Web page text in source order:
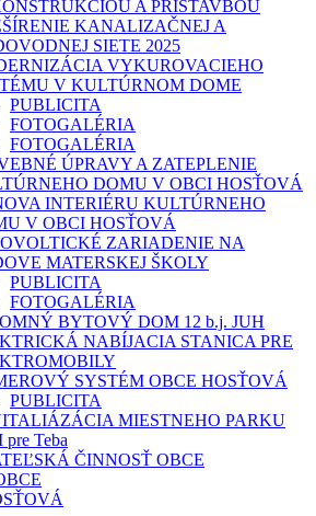
A PRÍSTAVBOU
KANALIZAČNEJ A
SIETE 2025
VYKUROVACIEHO
V KULTÚRNOM DOME
PUBLICITA
FOTOGALÉRIA
FOTOGALÉRIA
ÚPRAVY A ZATEPLENIE
DOMU V OBCI HOSŤOVÁ
INTERIÉRU KULTÚRNEHO
V OBCI HOSŤOVÁ
ZARIADENIE NA
MATERSKEJ ŠKOLY
PUBLICITA
FOTOGALÉRIA
BYTOVÝ DOM 12 b.j. JUH
NABÍJACIA STANICA PRE
SYSTÉM OBCE HOSŤOVÁ
PUBLICITA
MIESTNEHO PARKU
pre Teba
ČINNOSŤ OBCE